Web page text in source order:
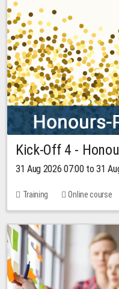
Kick-Off 4 -
31 Aug 2026 07:00 to 31
Training Online course